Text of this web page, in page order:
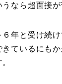
なら超面接が
年と受け続
ているにも